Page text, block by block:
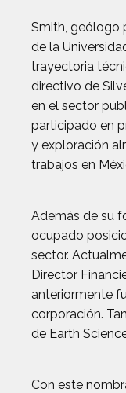
Smith, geólogo
de la
trayectoria
directivo de
en el sector
participado en
y exploración
trabajos en
Además de su
ocupado
sector.
Director
anteriormente
corporación.
de Earth
Con este